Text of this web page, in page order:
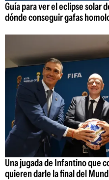
Guía para ver el eclipse solar
dónde conseguir gafas
Una jugada de Infantino que
quieren darle la final del